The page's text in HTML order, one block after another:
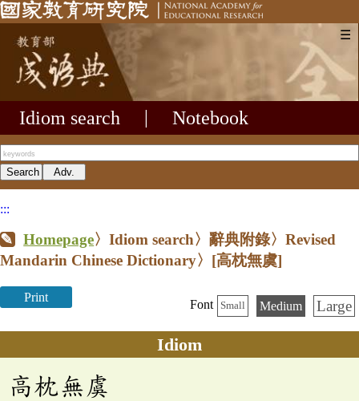
☰
Idiom search Notebook
:::
Homepage〉Idiom search〉辭典附錄〉Revised
Mandarin Chinese Dictionary〉 [高枕無虞]
Print
Font Small Medium Large
Idiom
高枕無虞